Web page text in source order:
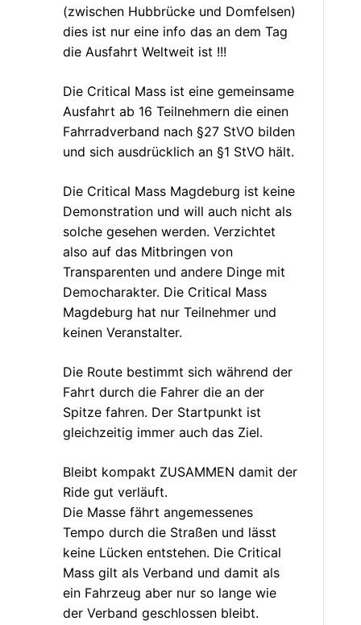
(zwischen Hubbrücke und Domfelsen)
dies ist nur eine info das an dem Tag
die Ausfahrt Weltweit ist !!!
Die Critical Mass ist eine gemeinsame
Ausfahrt ab 16 Teilnehmern die einen
Fahrradverband nach §27 StVO bilden
und sich ausdrücklich an §1 StVO hält.
Die Critical Mass Magdeburg ist keine
Demonstration und will auch nicht als
solche gesehen werden. Verzichtet
also auf das Mitbringen von
Transparenten und andere Dinge mit
Democharakter. Die Critical Mass
Magdeburg hat nur Teilnehmer und
keinen Veranstalter.
Die Route bestimmt sich während der
Fahrt durch die Fahrer die an der
Spitze fahren. Der Startpunkt ist
gleichzeitig immer auch das Ziel.
Bleibt kompakt ZUSAMMEN damit der
Ride gut verläuft.
Die Masse fährt angemessenes
Tempo durch die Straßen und lässt
keine Lücken entstehen. Die Critical
Mass gilt als Verband und damit als
ein Fahrzeug aber nur so lange wie
der Verband geschlossen bleibt.